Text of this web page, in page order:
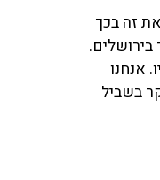
זה בכך
אנחנו
בשביל